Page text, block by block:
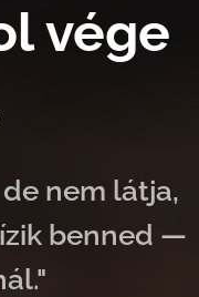
vége
nem látja,
benned —